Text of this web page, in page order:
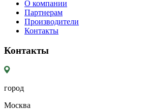
О компании
Партнерам
Производители
Контакты
Контакты
город
Москва